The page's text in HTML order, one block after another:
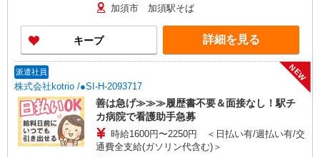
加須市 加須駅そば
キープ 詳細を見る
派遣社員
株式会社kotrio /●SI-H-2093717
NEW
善は急げ≫≫≫履歴書不要＆面接なし！駅チ
カ病院で看護助手急募
時給1600円〜2250円 ＜日払い有/週払い有/交
通費全支給(ガソリン代含む)＞